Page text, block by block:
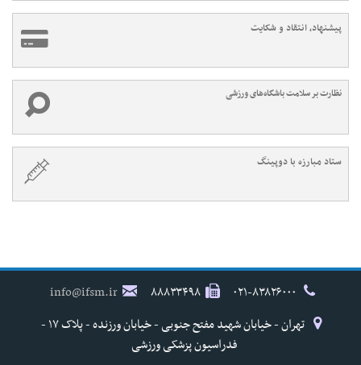
پیشنهاد، انتقاد و شکایت
نظارت بر سلامت باشگاه‌های ورزشی
ستاد مبارزه با دوپینگ
۸۸۸۳۳۴۹۸
info@ifsm.ir
تهران - خیابان شهید مفتح جنوبی - خیابان ورزنده - پلاک ۱۷ -
فدراسیون پزشکی ورزشی